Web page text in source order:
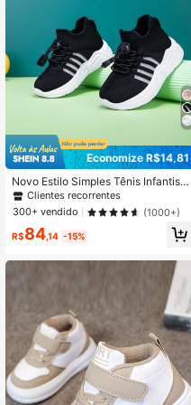
Economize R$14,81
Novo Estilo Simples Tênis Infantis
Macios, Respiráveis, Antiderrapant
es, Leves de Cano Baixo Para Uso
Casual Outdoor, Adequados Para T
odas as Estações
Clientes recorrentes
300+ vendido
(1000+)
R$84,14 -15%